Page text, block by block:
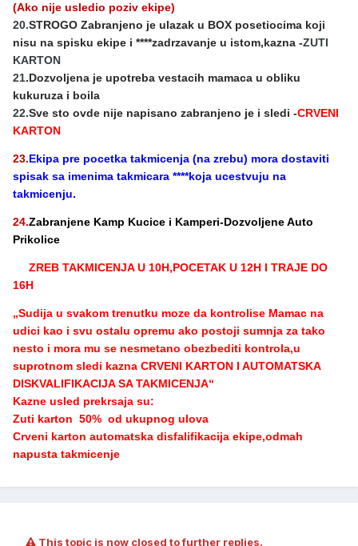
(Ako nije usledio poziv ekipe)
20.STROGO Zabranjeno je ulazak u BOX posetiocima koji
nisu na spisku ekipe i ****zadrzavanje u istom,kazna -ZUTI
KARTON
21.Dozvoljena je upotreba vestacih mamaca u obliku
kukuruza i boila
22.Sve sto ovde nije napisano zabranjeno je i sledi -CRVENI
KARTON
23.Ekipa pre pocetka takmicenja (na zrebu) mora dostaviti
spisak sa imenima takmicara ****koja ucestvuju na
takmicenju.
24.Zabranjene Kamp Kucice i Kamperi-Dozvoljene Auto
Prikolice
ZREB TAKMICENJA U 10H,POCETAK U 12H I TRAJE DO
16H
„Sudija u svakom trenutku moze da kontrolise Mamac na
udici kao i svu ostalu opremu ako postoji sumnja za tako
nesto i mora mu se nesmetano obezbediti kontrola,u
suprotnom sledi kazna CRVENI KARTON I AUTOMATSKA
DISKVALIFIKACIJA SA TAKMICENJA“
Kazne usled prekrsaja su:
Zuti karton 50% od ukupnog ulova
Crveni karton automatska disfalifikacija ekipe,odmah
napusta takmicenje
This topic is now closed to further replies.